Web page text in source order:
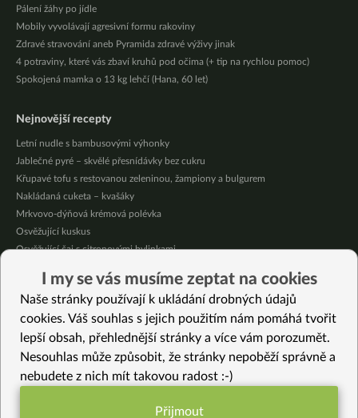
Pálení žáhy po jídle
Mobily vyvolávají agresivní formu rakoviny
Zdravé stravování aneb Pyramida zdravé výživy jinak
4 potraviny, které vás zbaví kruhů pod očima (+ tip na rychlou pomoc)
Spokojená mamka o 13 kg lehčí (Hana, 60 let)
Nejnovější recepty
Letní nudle s bambusovými výhonky
Jablečné pyré – skvělé přesnídávky bez cukru
Křupavé tofu s restovanou zeleninou, žampiony a bulgurem
Nakládaná cuketa – kvašáky
Mrkvovo-dýňová krémová polévka
Osvěžující kuskus
Osvěžující čaj s citronovými bylinkami
Čokoládové muffiny s mangovým krémem
Meruňky a jablka v citrónovém želé
Vybrané recepty
Tofu s pórkem a aromatickým olejem
Seitanové steaky s marinádou
I my se vás musíme zeptat na cookies
Naše stránky používají k ukládání drobných údajů
cookies. Váš souhlas s jejich použitím nám pomáhá tvořit
lepší obsah, přehlednější stránky a více vám porozumět.
Nesouhlas může způsobit, že stránky nepoběží správně a
nebudete z nich mít takovou radost :-)
Přijmout